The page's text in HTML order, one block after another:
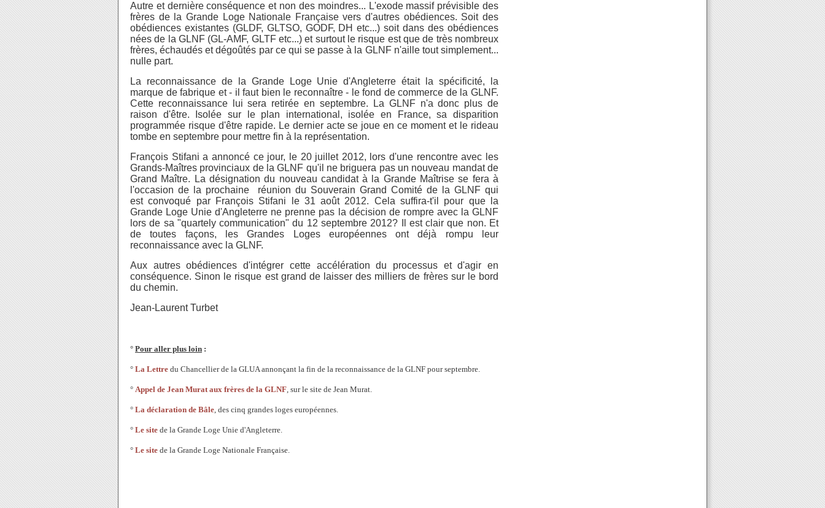
Autre et dernière conséquence et non des moindres... L'exode massif prévisible des
frères de la Grande Loge Nationale Française vers d'autres obédiences. Soit des
obédiences existantes (GLDF, GLTSO, GODF, DH etc...) soit dans des obédiences
nées de la GLNF (GL-AMF, GLTF etc...) et surtout le risque est que de très nombreux
frères, échaudés et dégoûtés par ce qui se passe à la GLNF n'aille tout simplement...
nulle part.
La reconnaissance de la Grande Loge Unie d'Angleterre était la spécificité, la
marque de fabrique et - il faut bien le reconnaître - le fond de commerce de la GLNF.
Cette reconnaissance lui sera retirée en septembre. La GLNF n'a donc plus de
raison d'être. Isolée sur le plan international, isolée en France, sa disparition
programmée risque d'être rapide. Le dernier acte se joue en ce moment et le rideau
tombe en septembre pour mettre fin à la représentation.
François Stifani a annoncé ce jour, le 20 juillet 2012, lors d'une rencontre avec les
Grands-Maîtres provinciaux de la GLNF qu'il ne briguera pas un nouveau mandat de
Grand Maître. La désignation du nouveau candidat à la Grande Maîtrise se fera à
l'occasion de la prochaine réunion du Souverain Grand Comité de la GLNF qui
est convoqué par François Stifani le 31 août 2012. Cela suffira-t'il pour que la
Grande Loge Unie d'Angleterre ne prenne pas la décision de rompre avec la GLNF
lors de sa "quartely communication" du 12 septembre 2012? Il est clair que non. Et
de toutes façons, les Grandes Loges européennes ont déjà rompu leur
reconnaissance avec la GLNF.
Aux autres obédiences d'intégrer cette accélération du processus et d'agir en
conséquence. Sinon le risque est grand de laisser des milliers de frères sur le bord
du chemin.
Jean-Laurent Turbet
° Pour aller plus loin :
° La Lettre du Chancellier de la GLUA annonçant la fin de la reconnaissance de la GLNF pour septembre.
° Appel de Jean Murat aux frères de la GLNF, sur le site de Jean Murat.
° La déclaration de Bâle, des cinq grandes loges européennes.
° Le site de la Grande Loge Unie d'Angleterre.
° Le site de la Grande Loge Nationale Française.